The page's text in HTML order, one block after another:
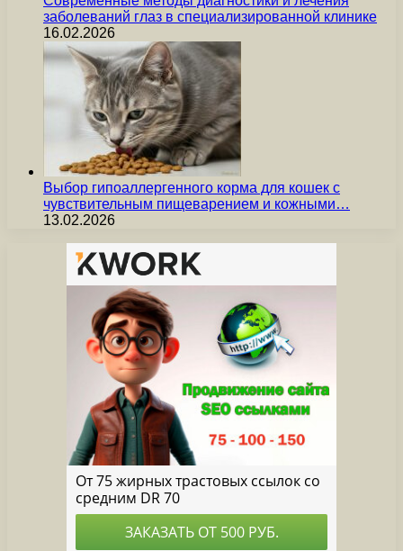
заболеваний глаз в специализированной клинике
16.02.2026
Выбор гипоаллергенного корма для кошек с
чувствительным пищеварением и кожными…
13.02.2026